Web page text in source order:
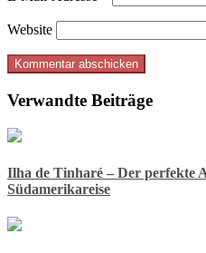
Website
Verwandte Beiträge
Ilha de Tinharé – Der perfekte
Südamerikareise